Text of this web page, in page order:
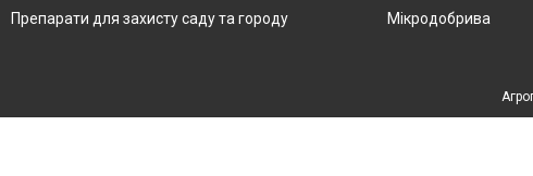
Препарати для захисту саду та городу
Мікродобрива